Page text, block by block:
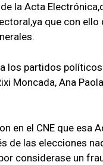
la Acta
que con ello
los partidos
Moncada, Ana
en el CNE que esa
de las elecciones
considerase un